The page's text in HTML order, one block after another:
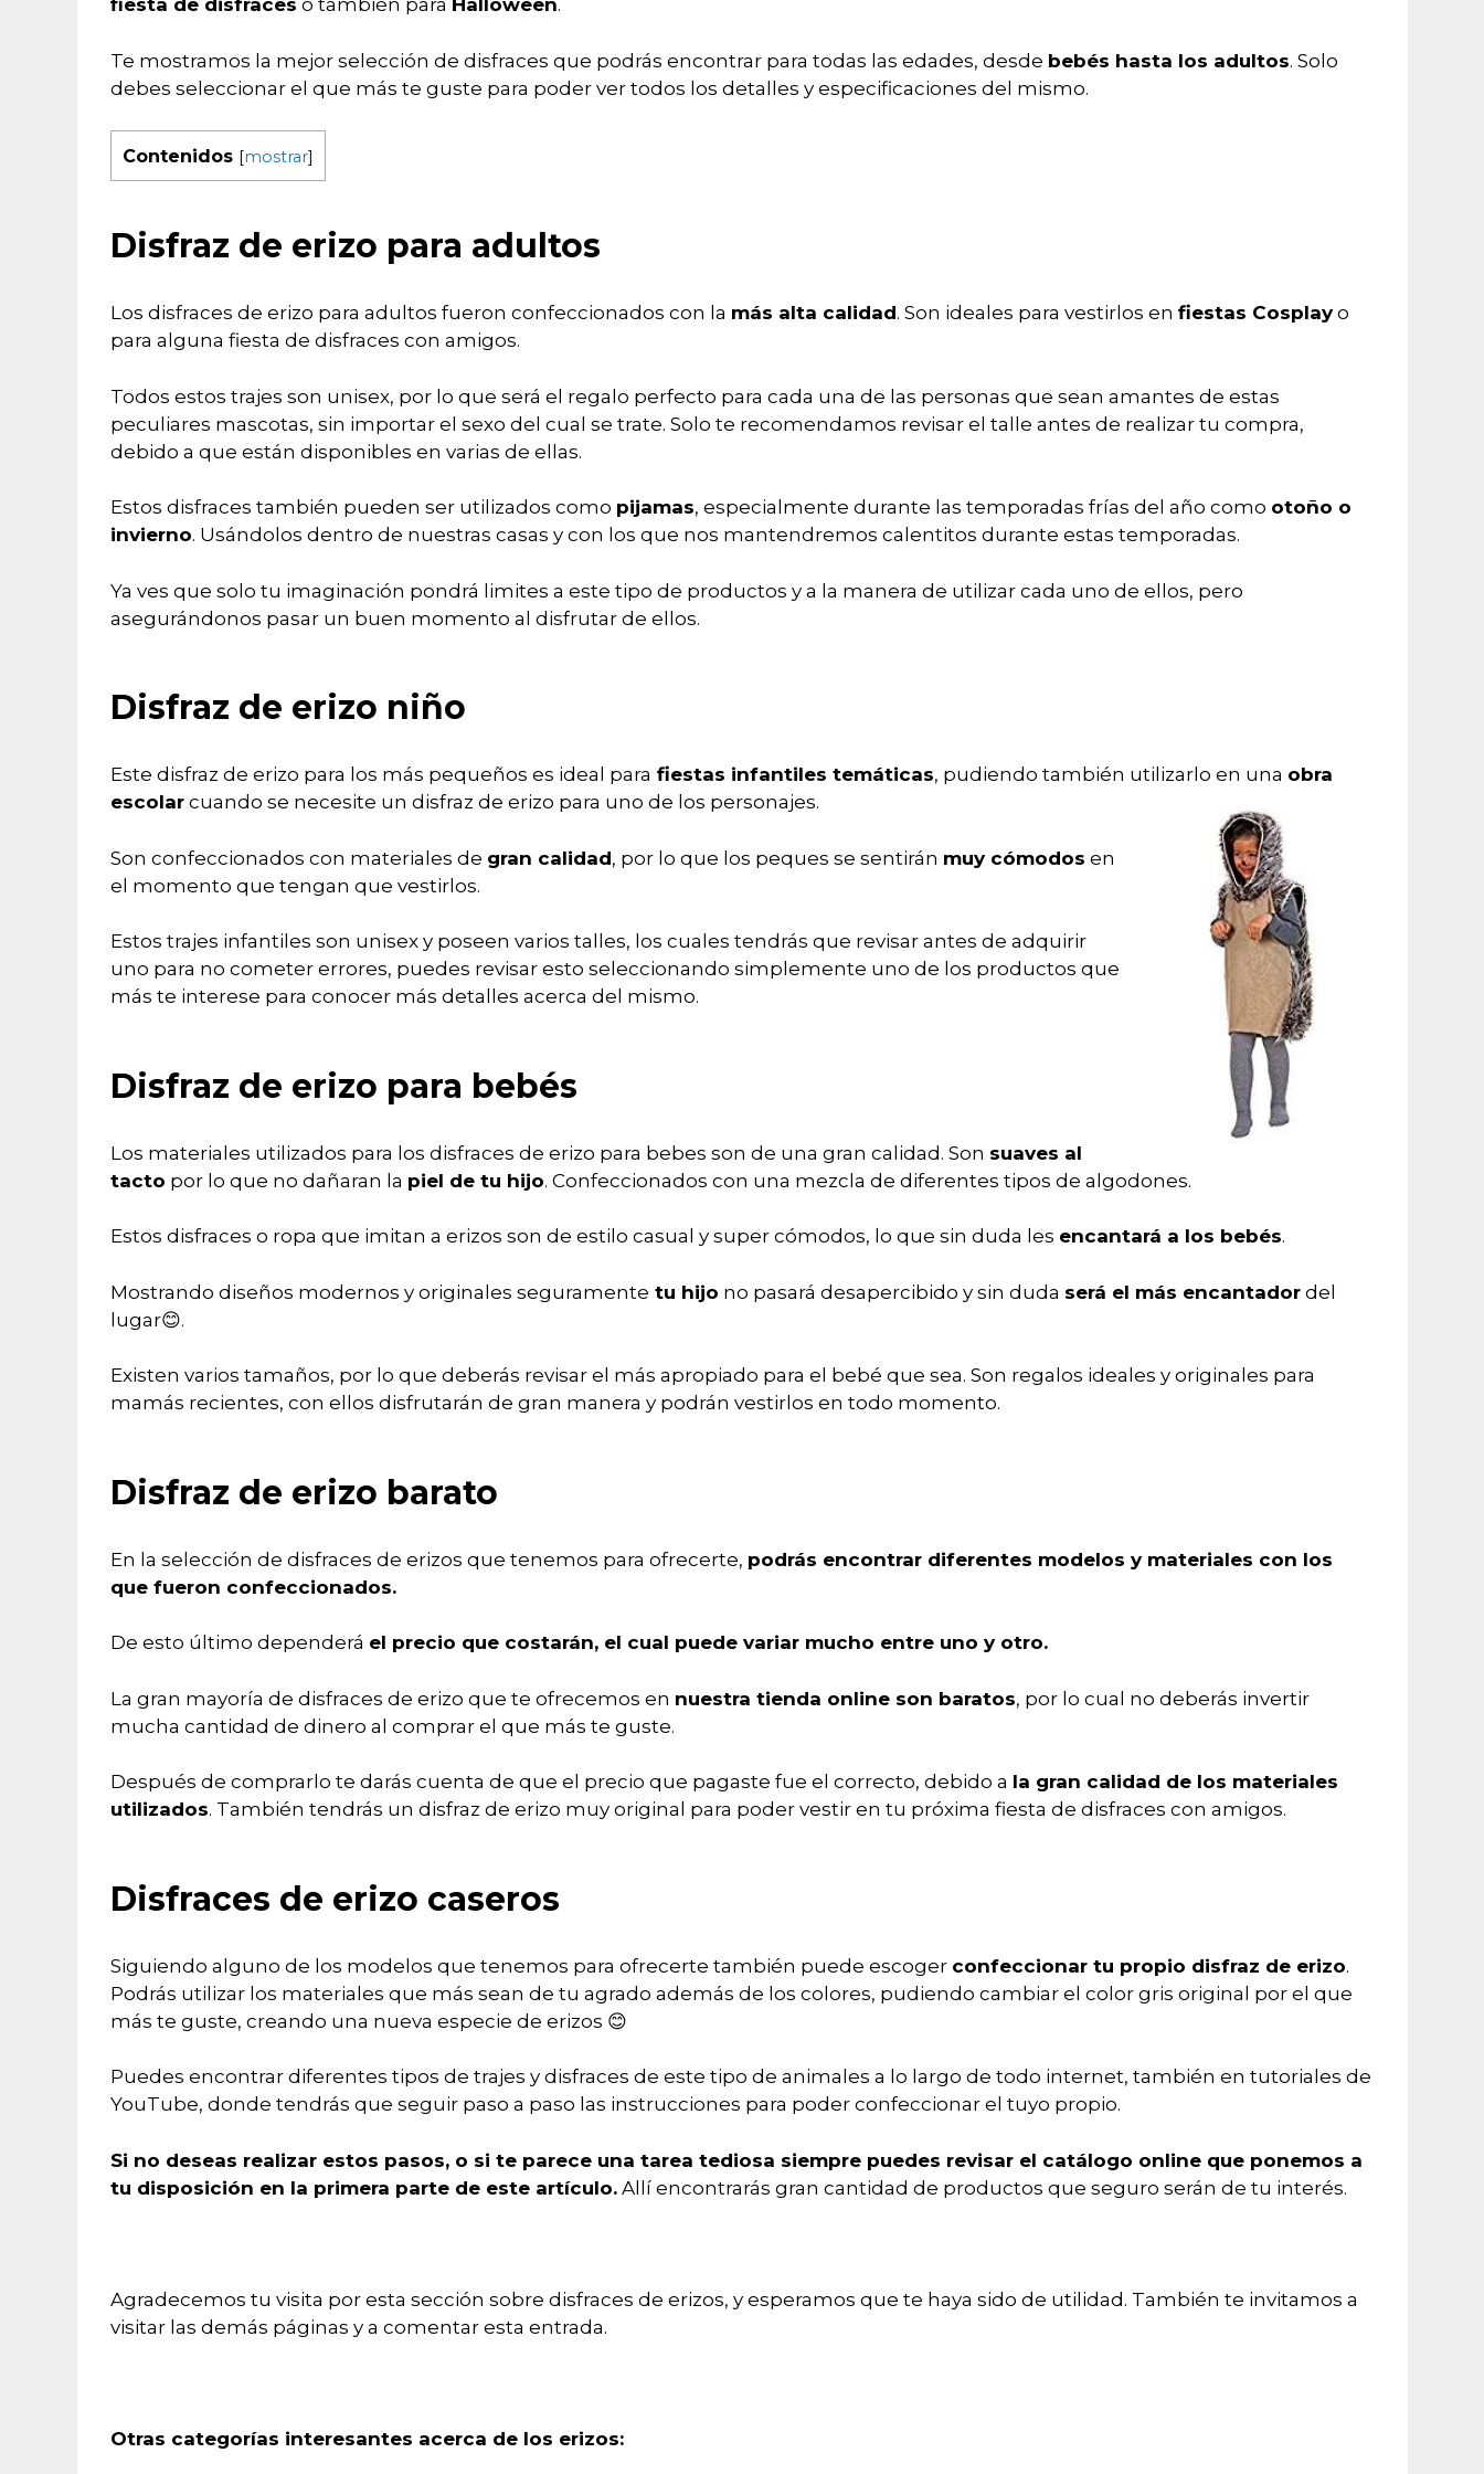
fiesta de disfraces o también para Halloween.
Te mostramos la mejor selección de disfraces que podrás encontrar para todas las edades, desde bebés hasta los adultos. Solo
debes seleccionar el que más te guste para poder ver todos los detalles y especificaciones del mismo.
Contenidos [mostrar]
Disfraz de erizo para adultos
Los disfraces de erizo para adultos fueron confeccionados con la más alta calidad. Son ideales para vestirlos en fiestas Cosplayo
para alguna fiesta de disfraces con amigos.
Todos estos trajes son unisex, por lo que será el regalo perfecto para cada una de las personas que sean amantes de estas
peculiares mascotas, sin importar el sexo del cual se trate. Solo te recomendamos revisar el talle antes de realizar tu compra,
debido a que están disponibles en varias de ellas.
Estos disfraces también pueden ser utilizados como pijamas, especialmente durante las temporadas frías del año como otoño o
invierno. Usándolos dentro de nuestras casas y con los que nos mantendremos calentitos durante estas temporadas.
Ya ves que solo tu imaginación pondrá limites a este tipo de productos y a la manera de utilizar cada uno de ellos, pero
asegurándonos pasar un buen momento al disfrutar de ellos.
Disfraz de erizo niño
Este disfraz de erizo para los más pequeños es ideal para fiestas infantiles temáticas, pudiendo también utilizarlo en una obra
escolarcuando se necesite un disfraz de erizo para uno de los personajes.
Son confeccionados con materiales de gran calidad, por lo que los peques se sentirán muy cómodos en
el momento que tengan que vestirlos.
Estos trajes infantiles son unisex y poseen varios talles, los cuales tendrás que revisar antes de adquirir
uno para no cometer errores, puedes revisar esto seleccionando simplemente uno de los productos que
más te interese para conocer más detalles acerca del mismo.
Disfraz de erizo para bebés
Los materiales utilizados para los disfraces de erizo para bebes son de una gran calidad. Son suaves al
tacto por lo que no dañaran la piel de tu hijo. Confeccionados con una mezcla de diferentes tipos de algodones.
Estos disfraces o ropa que imitan a erizos son de estilo casual y super cómodos, lo que sin duda les encantará a los bebés.
Mostrando diseños modernos y originales seguramente tu hijo no pasará desapercibido y sin duda será el más encantadordel
lugar😊.
Existen varios tamaños, por lo que deberás revisar el más apropiado para el bebé que sea. Son regalos ideales y originales para
mamás recientes, con ellos disfrutarán de gran manera y podrán vestirlos en todo momento.
Disfraz de erizo barato
En la selección de disfraces de erizos que tenemos para ofrecerte, podrás encontrar diferentes modelos y materiales con los
que fueron confeccionados.
De esto último dependerá el precio que costarán, el cual puede variar mucho entre uno y otro.
La gran mayoría de disfraces de erizo que te ofrecemos en nuestra tienda online son baratos, por lo cual no deberás invertir
mucha cantidad de dinero al comprar el que más te guste.
Después de comprarlo te darás cuenta de que el precio que pagaste fue el correcto, debido a la gran calidad de los materiales
utilizados. También tendrás un disfraz de erizo muy original para poder vestir en tu próxima fiesta de disfraces con amigos.
Disfraces de erizo caseros
Siguiendo alguno de los modelos que tenemos para ofrecerte también puede escoger confeccionar tu propio disfraz de erizo.
Podrás utilizar los materiales que más sean de tu agrado además de los colores, pudiendo cambiar el color gris original por el que
más te guste, creando una nueva especie de erizos 😊
Puedes encontrar diferentes tipos de trajes y disfraces de este tipo de animales a lo largo de todo internet, también en tutoriales de
YouTube, donde tendrás que seguir paso a paso las instrucciones para poder confeccionar el tuyo propio.
Si no deseas realizar estos pasos, o si te parece una tarea tediosa siempre puedes revisar el catálogo online que ponemos a
tu disposición en la primera parte de este artículo.Allí encontrarás gran cantidad de productos que seguro serán de tu interés.
Agradecemos tu visita por esta sección sobre disfraces de erizos, y esperamos que te haya sido de utilidad. También te invitamos a
visitar las demás páginas y a comentar esta entrada.
Otras categorías interesantes acerca de los erizos: